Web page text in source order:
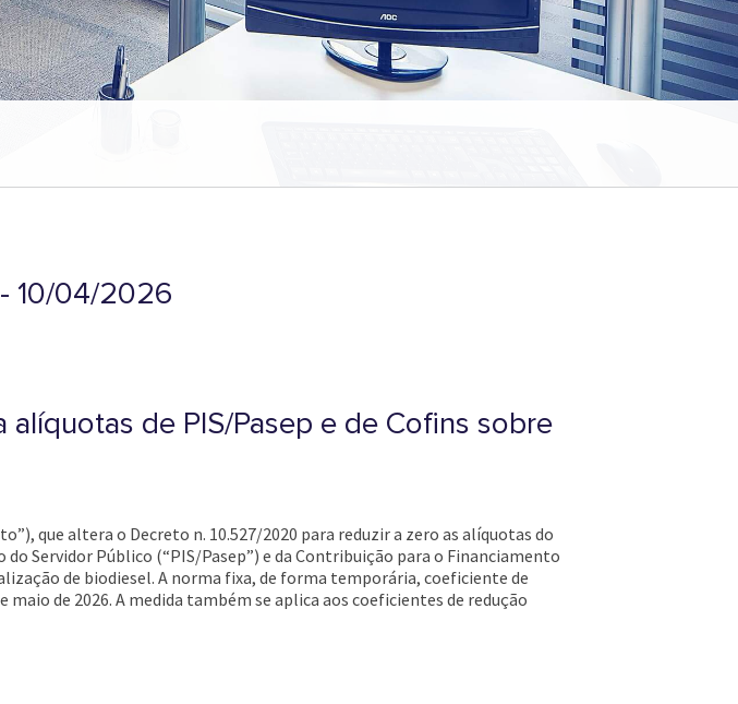
10/04/2026
de PIS/Pasep e de Cofins sobre
que altera o Decreto n. 10.527/2020 para reduzir a zero as alíquotas do
Servidor Público (“PIS/Pasep”) e da Contribuição para o Financiamento
de biodiesel. A norma fixa, de forma temporária, coeficiente de
de 2026. A medida também se aplica aos coeficientes de redução